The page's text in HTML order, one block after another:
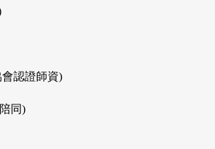
認證師資)
同)